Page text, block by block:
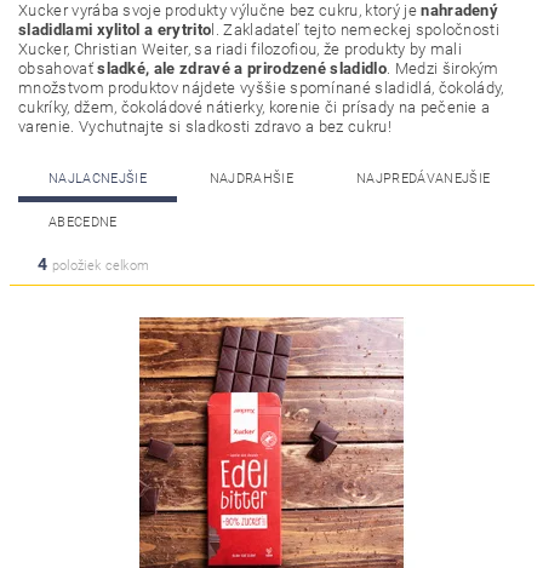
Xucker vyrába svoje produkty výlučne bez cukru, ktorý jenahradený
sladidlami xylitol a erytrito l. Zakladateľ tejto nemeckej spoločnosti
Xucker, Christian Weiter, sa riadi filozofiou, že produkty by mali
obsahovaťsladké, ale zdravé a prirodzené sladidlo. Medzi širokým
množstvom produktov nájdete vyššie spomínané sladidlá, čokolády,
cukríky, džem, čokoládové nátierky, korenie či prísady na pečenie a
varenie. Vychutnajte si sladkosti zdravo a bez cukru!
NAJLACNEJŠIE NAJDRAHŠIE NAJPREDÁVANEJŠIE
ABECEDNE
4 položiek celkom